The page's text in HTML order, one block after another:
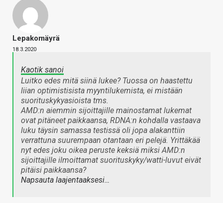
Lepakomäyrä
18.3.2020
Kaotik sanoi
Luitko edes mitä siinä lukee? Tuossa on haastettu
liian optimistisista myyntilukemista, ei mistään
suorituskykyasioista tms.
AMD:n aiemmin sijoittajille mainostamat lukemat
ovat pitäneet paikkaansa, RDNA:n kohdalla vastaava
luku täysin samassa testissä oli jopa alakanttiin
verrattuna suurempaan otantaan eri pelejä. Yrittäkää
nyt edes joku oikea peruste keksiä miksi AMD:n
sijoittajille ilmoittamat suorituskyky/watti-luvut eivät
pitäisi paikkaansa?
Napsauta laajentaaksesi…